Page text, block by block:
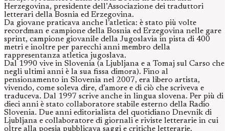
Herzegovina, presidente dell’Associazione dei traduttori
letterari della Bosnia ed Erzegovina.
Da giovane praticava anche l’atletica: è stato più volte
recordman e campione della Bosnia ed Erzegovina nelle gare
sprint, campione giovanile della Jugoslavia in pista di 400
metri e inoltre per parecchi anni membro della
rappresentanza atletica jugoslava.
Dal 1990 vive in Slovenia (a Ljubljana e a Tomaj sul Carso che
negli ultimi anni è la sua fissa dimora). Fino al
pensionamento in Slovenia nel 2007, era libero artista,
vivendo, come soleva dire, d’amore e di ciò che scriveva e
traduceva. Dal 1997 scrive anche in lingua slovena. Per più di
dieci anni è stato collaboratore stabile esterno della Radio
Slovenia. Due anni editorialista del quotidiano Dnevnik di
Ljubljana e collaboratore di giornali e riviste letterarie in cui
oltre alla poesia pubblicava saggi e critiche letterarie.